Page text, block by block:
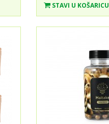
STAVI U KOŠARICU